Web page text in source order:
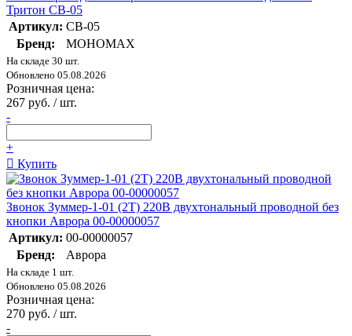
Тритон СВ-05
Артикул: СВ-05
Бренд:
МОНОМАХ
На складе 30 шт.
Обновлено 05.08.2026
Розничная цена:
267 руб. / шт.
-
+
Купить
Звонок Зуммер-1-01 (2Т) 220В двухтональный проводной без
кнопки Аврора 00-00000057
Артикул: 00-00000057
Бренд:
Аврора
На складе 1 шт.
Обновлено 05.08.2026
Розничная цена:
270 руб. / шт.
-